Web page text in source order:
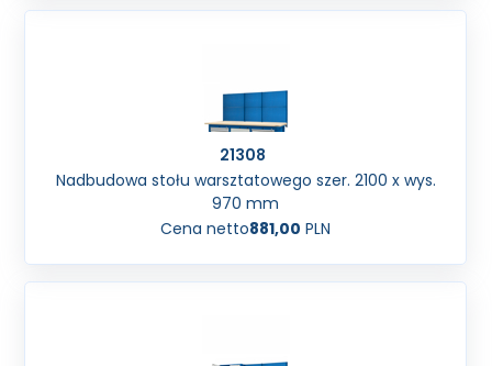
21308
Nadbudowa stołu warsztatowego szer. 2100 x wys.
970 mm
Cena netto881,00 PLN